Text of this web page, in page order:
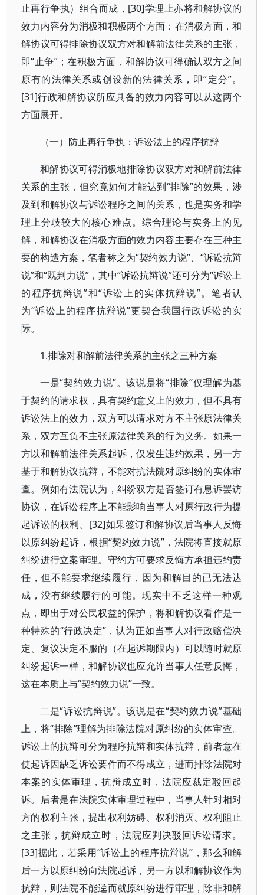
止再行争执）组合而成，[30]学理上亦将和解协议的
效力内容分为消极和积极两个方面：在消极方面，和
解协议可得排除协议双方对和解前法律关系的主张，
即“止争”；在积极方面，和解协议可得确认双方之间
原有的法律关系或创设新的法律关系，即“定分”。
[31]行政和解协议所应具备的效力内容可以从这两个
方面展开。
（一）防止再行争执：诉讼法上的程序抗辩
和解协议可得消极地排除协议双方对和解前法律
关系的主张，但究竟如何才能达到“排除”的效果，涉
及到和解协议与诉讼程序之间的关系，也是实务和学
理上分歧较大的核心难点。综合理论与实务上的见
解，和解协议在消极方面的效力内容主要存在三种主
要的构造方案，笔者称之为“契约效力说”、“诉讼抗辩
说”和“既判力说”，其中“诉讼抗辩说”还可分为“诉讼上
的程序抗辩说”和“诉讼上的实体抗辩说”。笔者认
为“诉讼上的程序抗辩说”更契合我国行政诉讼的实
际。
1.排除对和解前法律关系的主张之三种方案
一是“契约效力说”。该说是将“排除”仅理解为基
于契约的请求权，具有契约意义上的效力，但不具有
诉讼法上的效力，双方可以请求对方不主张原法律关
系，双方互负不主张原法律关系的行为义务。如果一
方以和解前法律关系起诉，仅发生违约效果，另一方
基于和解协议抗辩，不能对抗法院对原纠纷的实体审
查。例如有法院认为，纠纷双方是否签订有息诉罢访
协议，在诉讼程序上不能影响当事人对原行政行为提
起诉讼的权利。[32]如果签订和解协议后当事人反悔
以原纠纷起诉，根据“契约效力说”，法院将直接就原
纠纷进行立案审理。守约方可要求反悔方承担违约责
任，但不能要求继续履行，因为和解目的已无法达
成，没有继续履行的可能。现实中不乏这样一种观
点，即出于对公民权益的保护，将和解协议看作是一
种特殊的“行政决定”，认为正如当事人对行政赔偿决
定、复议决定不服的（在起诉期限内）可以随时就原
纠纷起诉一样，和解协议也应允许当事人任意反悔，
这在本质上与“契约效力说”一致。
二是“诉讼抗辩说”。该说是在“契约效力说”基础
上，将“排除”理解为排除法院对原纠纷的实体审查。
诉讼上的抗辩可分为程序抗辩和实体抗辩，前者意在
使起诉因缺乏诉讼要件而不得成立，进而排除法院对
本案的实体审理，抗辩成立时，法院应裁定驳回起
诉。后者是在法院实体审理过程中，当事人针对相对
方的权利主张，提出权利妨碍、权利消灭、权利阻止
之主张，抗辩成立时，法院应判决驳回诉讼请求。
[33]据此，若采用“诉讼上的程序抗辩说”，那么和解
后一方以原纠纷向法院起诉，另一方以和解协议作为
抗辩，则法院不能迳而就原纠纷进行审理，除非和解